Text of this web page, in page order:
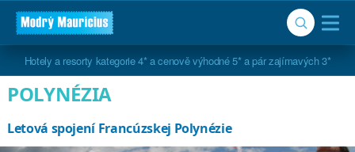
Hotely a resorty kategorie 4* a cenově výhodné 5* a pár zajímavých 3*
POLYNÉZIA
Letová spojení Francúzskej Polynézie